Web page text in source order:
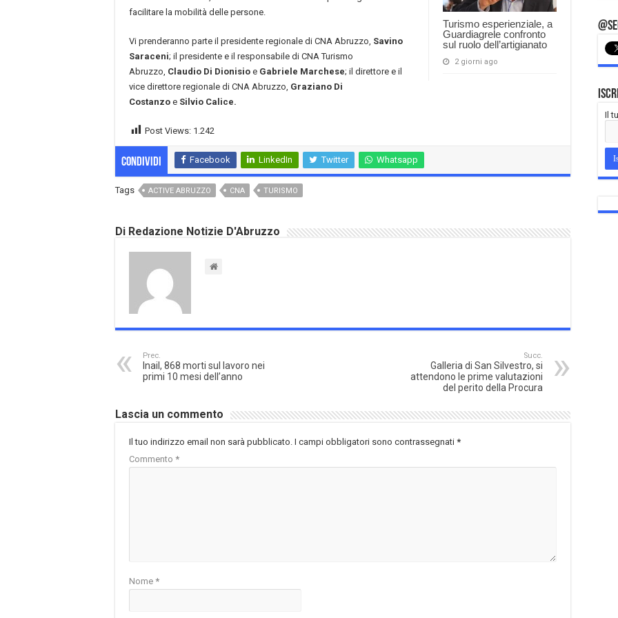
Turismo esperienziale, a
Guardiagrele confronto
sul ruolo dell’artigianato
2 giorni ago
facilitare la mobilità delle persone.
Vi prenderanno parte il presidente regionale di CNA Abruzzo, Savino
Saraceni; il presidente e il responsabile di CNA Turismo
Abruzzo, Claudio Di Dionisio e Gabriele Marchese; il direttore e il
vice direttore regionale di CNA Abruzzo, Graziano Di
Costanzo e Silvio Calice.
Post Views: 1.242
Condividi Facebook LinkedIn Twitter Whatsapp
Tags ACTIVE ABRUZZO CNA TURISMO
Di Redazione Notizie D'Abruzzo
Prec.
Inail, 868 morti sul lavoro nei
primi 10 mesi dell’anno
Succ.
Galleria di San Silvestro, si
attendono le prime valutazioni
del perito della Procura
Lascia un commento
Il tuo indirizzo email non sarà pubblicato. I campi obbligatori sono contrassegnati *
Commento *
Nome *
Il